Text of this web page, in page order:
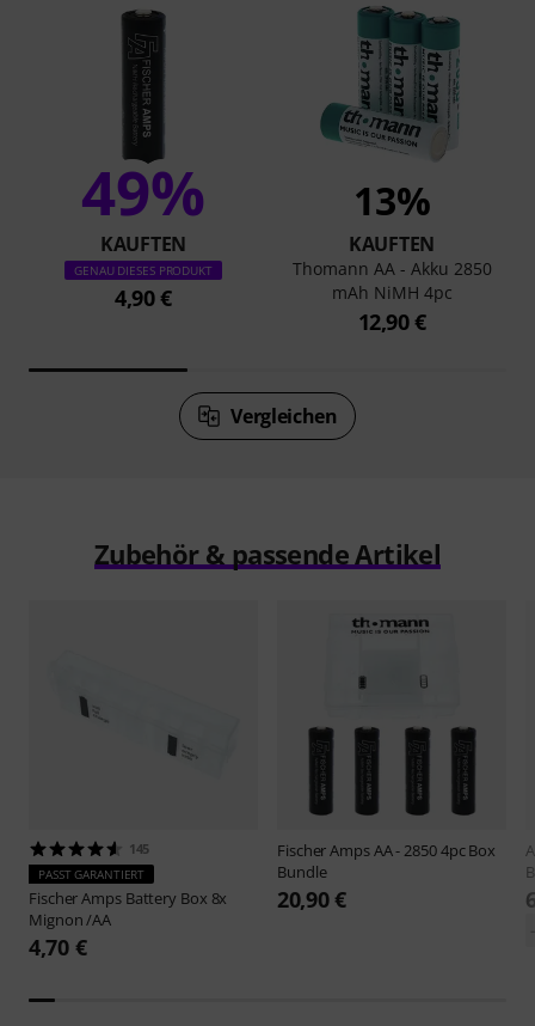
49%
KAUFTEN
GENAU DIESES PRODUKT
4,90 €
13%
KAUFTEN
Thomann AA - Akku 2850
mAh NiMH 4pc
12,90 €
Vergleichen
Zubehör & passende Artikel
145
PASST GARANTIERT
Fischer Amps Battery Box 8x
Mignon /AA
4,70 €
Fischer AmpsAA - 2850 4pc Box
Bundle
20,90 €